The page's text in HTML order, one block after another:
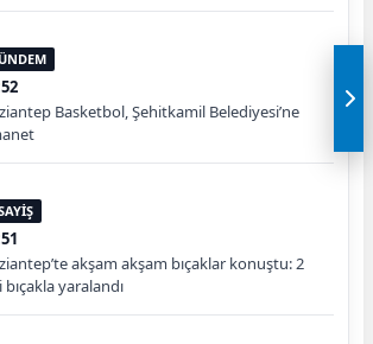
Basketbol, Şehitkamil Belediyesi’ne
akşam akşam bıçaklar konuştu: 2
bıçakla yaralandı